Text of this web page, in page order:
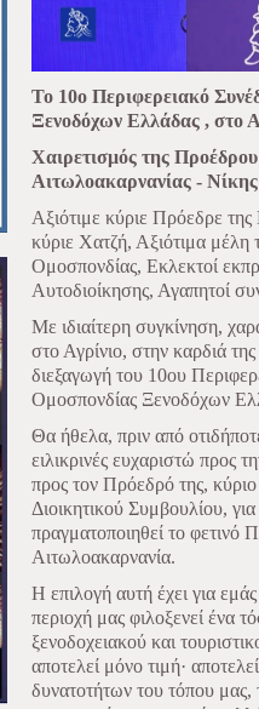
Το 10ο Περιφερειακό
Ξενοδόχων Ελλάδας , στο
Χαιρετισμός της
Αιτωλοακαρνανίας -
Αξιότιμε κύριε Πρόεδρε
κύριε Χατζή, Αξιότιμα μέλη
Ομοσπονδίας, Εκλεκτοί
Αυτοδιοίκησης, Αγαπητοί
Με ιδιαίτερη συγκίνηση,
στο Αγρίνιο, στην καρδιά
διεξαγωγή του 10ου
Ομοσπονδίας Ξενοδόχων
Θα ήθελα, πριν από
ειλικρινές ευχαριστώ προς
προς τον Πρόεδρό της,
Διοικητικού Συμβουλίου,
πραγματοποιηθεί το φετινό
Αιτωλοακαρνανία.
Η επιλογή αυτή έχει για
περιοχή μας φιλοξενεί ένα
ξενοδοχειακού και
αποτελεί μόνο τιμή·
δυνατοτήτων του τόπου